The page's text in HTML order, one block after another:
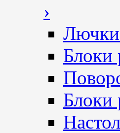
›
Лючки
Блоки
Блоки